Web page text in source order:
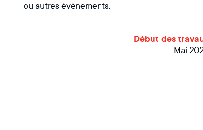
ou autres évènements.
Début des
Mai